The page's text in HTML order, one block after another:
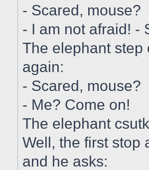
- Scared, mouse?
- I am not afraid! -
The elephant step
again:
- Scared, mouse?
- Me? Come on!
The elephant
Well, the first stop
and he asks: